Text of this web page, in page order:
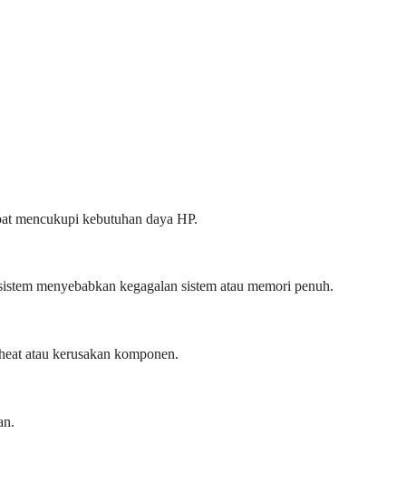
mencukupi kebutuhan daya HP.
menyebabkan kegagalan sistem atau memori penuh.
atau kerusakan komponen.